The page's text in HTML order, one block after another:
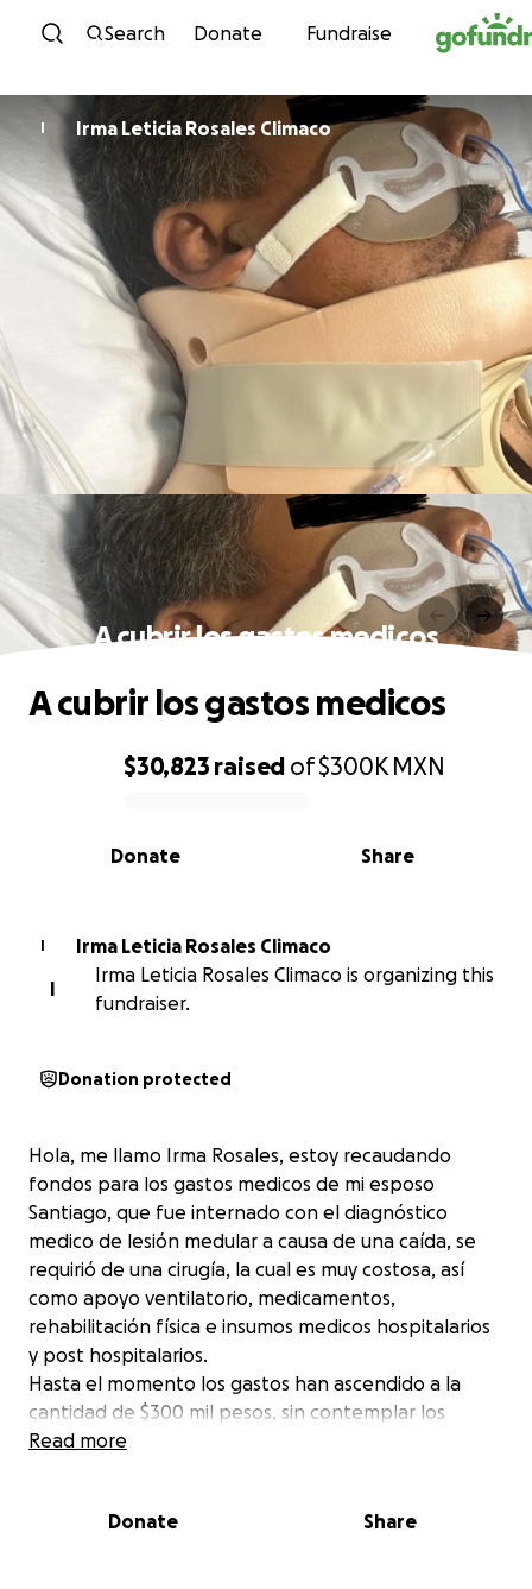
Skip to content
Search Donate Fundraise
I Irma Leticia Rosales Climaco
A cubrir los gastos medicos
0% complete
$30,823 raised of$300K MXN
Share
Donate
A cubrir los gastos medicos
I
Irma Leticia Rosales Climaco
I
Irma Leticia Rosales Climaco is organizing this
fundraiser.
Donation protected
Hola, me llamo Irma Rosales, estoy recaudando
fondos para los gastos medicos de mi esposo
Santiago, que fue internado con el diagnóstico
medico de lesión medular a causa de una caída, se
requirió de una cirugía, la cual es muy costosa, así
como apoyo ventilatorio, medicamentos,
rehabilitación física e insumos medicos hospitalarios
y post hospitalarios.
Hasta el momento los gastos han ascendido a la
cantidad de $300 mil pesos, sin contemplar los
gastos de rehabilitación y medicamentos que se
Es por eso que les solicito de su apoyo monetario,
Read more
Donate Share